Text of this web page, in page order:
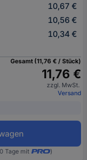
10,67 €
10,56 €
10,34 €
Gesamt (11,76 € / Stück)
11,76 €
zzgl. MwSt.
Versand
Tage mit )